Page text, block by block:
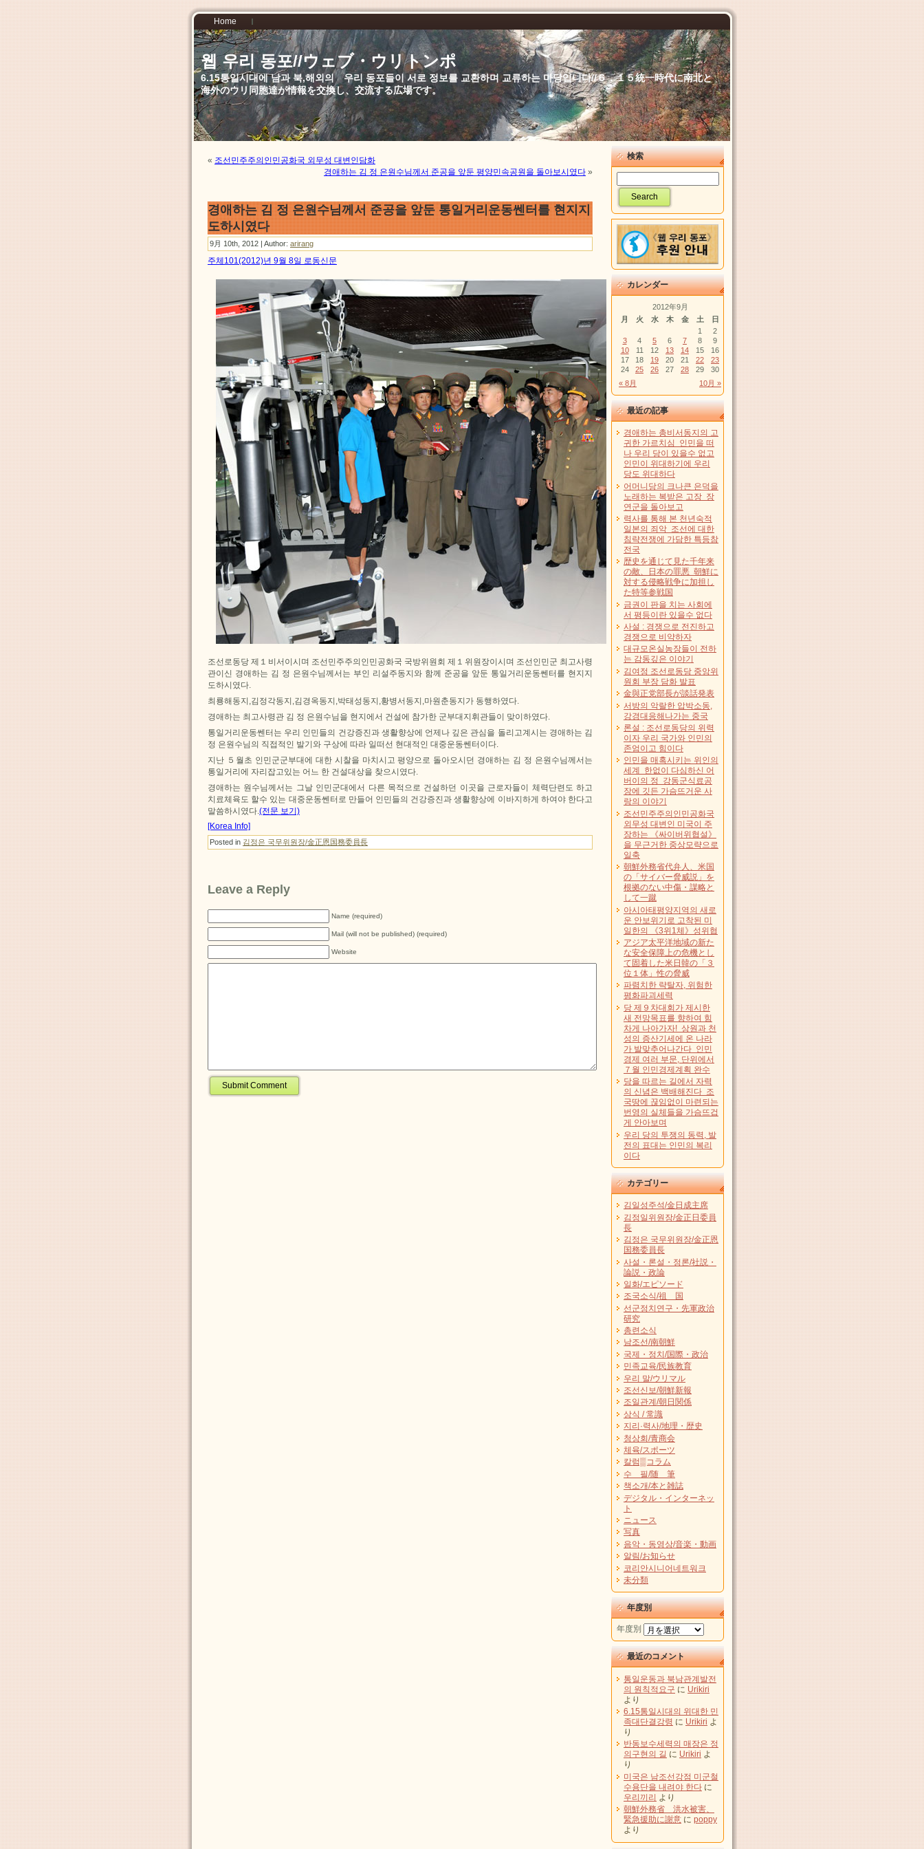
Home
웹 우리 동포//ウェブ・ウリトンポ
6.15통일시대에 남과 북,해외의 우리 동포들이 서로 정보를 교환하며 교류하는 마당입니다//６．１５統一時代に南北と
海外のウリ同胞達が情報を交換し、交流する広場です。
« 조선민주주의인민공화국 외무성 대변인담화
경애하는 김 정 은원수님께서 준공을 앞둔 평양민속공원을 돌아보시였다 »
경애하는 김 정 은원수님께서 준공을 앞둔 통일거리운동쎈터를 현지지
도하시였다
9月 10th, 2012 | Author: arirang
주체101(2012)년 9월 8일 로동신문
조선로동당 제１비서이시며 조선민주주의인민공화국 국방위원회 제１위원장이시며 조선인민군 최고사령
관이신 경애하는 김 정 은원수님께서는 부인 리설주동지와 함께 준공을 앞둔 통일거리운동쎈터를 현지지
도하시였다.
최룡해동지,김정각동지,김경옥동지,박태성동지,황병서동지,마원춘동지가 동행하였다.
경애하는 최고사령관 김 정 은원수님을 현지에서 건설에 참가한 군부대지휘관들이 맞이하였다.
통일거리운동쎈터는 우리 인민들의 건강증진과 생활향상에 언제나 깊은 관심을 돌리고계시는 경애하는 김
정 은원수님의 직접적인 발기와 구상에 따라 일떠선 현대적인 대중운동쎈터이다.
지난 ５월초 인민군군부대에 대한 시찰을 마치시고 평양으로 돌아오시던 경애하는 김 정 은원수님께서는
통일거리에 자리잡고있는 어느 한 건설대상을 찾으시였다.
경애하는 원수님께서는 그날 인민군대에서 다른 목적으로 건설하던 이곳을 근로자들이 체력단련도 하고
치료체육도 할수 있는 대중운동쎈터로 만들어 인민들의 건강증진과 생활향상에 이바지하게 하여야 한다고
말씀하시였다.(전문 보기)
[Korea Info]
Posted in 김정은 국무위원장/金正恩国務委員長
Leave a Reply
Name (required)
Mail (will not be published) (required)
Website
検索
カレンダー
2012年9月
月
火 水 木 金 土 日
« 8月 10月 »
1
2
3
4 5 6 7 8
9
10
11 12 13 14 15
16
17
18 19 20 21 22
23
24
25 26 27 28 29 30
最近の記事
경애하는 총비서동지의 고
귀한 가르치심 인민을 떠
나 우리 당이 있을수 없고
인민이 위대하기에 우리
당도 위대하다
어머니당의 크나큰 은덕을
노래하는 복받은 고장 장
연군을 돌아보고
력사를 통해 본 천년숙적
일본의 죄악 조선에 대한
침략전쟁에 가담한 특등참
전국
歴史を通じて見た千年来
の敵、日本の罪悪 朝鮮に
対する侵略戦争に加担し
た特等参戦国
금권이 판을 치는 사회에
서 평등이란 있을수 없다
사설 : 경쟁으로 전진하고
경쟁으로 비약하자
대규모온실농장들이 전하
는 감동깊은 이야기
김여정 조선로동당 중앙위
원회 부장 담화 발표
金與正党部長が談話発表
서방의 악랄한 압박소동,
강경대응해나가는 중국
론설 : 조선로동당의 위력
이자 우리 국가와 인민의
존엄이고 힘이다
인민을 매혹시키는 위인의
세계 한없이 다심하신 어
버이의 정 강동군식료공
장에 깃든 가슴뜨거운 사
랑의 이야기
조선민주주의인민공화국
외무성 대변인 미국이 주
장하는 《싸이버위협설》
을 무근거한 중상모략으로
일축
朝鮮外務省代弁人、米国
の「サイバー脅威説」を
根拠のない中傷・謀略と
して一蹴
아시아태평양지역의 새로
운 안보위기로 고착된 미
일한의 《3위1체》성위협
アジア太平洋地域の新た
な安全保障上の危機とし
て固着した米日韓の「３
位１体」性の脅威
파렴치한 략탈자, 위험한
평화파괴세력
당 제９차대회가 제시한
새 전망목표를 향하여 힘
차게 나아가자! 상원과 천
성의 증산기세에 온 나라
가 발맞추어나간다 인민
경제 여러 부문, 단위에서
７월 인민경제계획 완수
당을 따르는 길에서 자력
의 신념은 백배해진다 조
국땅에 끊임없이 마련되는
번영의 실체들을 가슴뜨겁
게 안아보며
우리 당의 투쟁의 동력, 발
전의 표대는 인민의 복리
이다
カテゴリー
김일성주석/金日成主席
김정일위원장/金正日委員
長
김정은 국무위원장/金正恩
国務委員長
사설・론설・정론/社説・
論説・政論
일화/エピソード
조국소식/祖 国
선군정치연구・先軍政治
研究
총련소식
남조선/南朝鮮
국제・정치/国際・政治
민족교육/民族教育
우리 말/ウリマル
조선신보/朝鮮新報
조일관계/朝日関係
상식 / 常識
지리·력사/地理・歴史
청상회/青商会
체육/スポーツ
칼럼▒コラム
수 필/随 筆
책소개/本と雑誌
デジタル・インターネッ
ト
ニュース
写真
음악・동영상/音楽・動画
알림/お知らせ
코리안시니어네트워크
未分類
年度別
年度別
最近のコメント
통일운동과 북남관계발전
의 원칙적요구 に Urikiri
より
6.15통일시대의 위대한 민
족대단결강령 に Urikiri よ
り
반동보수세력의 매장은 정
의구현의 길 に Urikiri よ
り
미국은 남조선강점 미군철
수용단을 내려야 한다 に
우리끼리 より
朝鮮外務省 洪水被害、
緊急援助に謝意 に poppy
より